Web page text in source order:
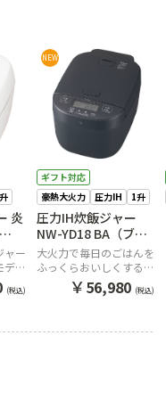
炎
ャー
デ
(税込)
NEW
ギフト対応
豪熱大火力
圧力IH 1升
圧力IH炊飯ジャー
NW-YD18 BA（ブラ
ック）
大火力で毎日のごはんを
ふっくらおいしくする圧
力IHタイプ
￥56,980 (税込)